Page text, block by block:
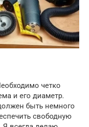
четко
и его диаметр.
быть немного
свободную